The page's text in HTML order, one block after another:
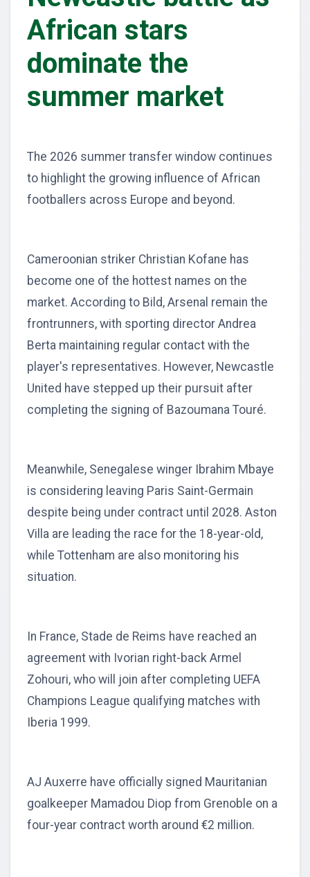
African stars
dominate the
summer market
The 2026 summer transfer window continues
to highlight the growing influence of African
footballers across Europe and beyond.
Cameroonian striker Christian Kofane has
become one of the hottest names on the
market. According to Bild, Arsenal remain the
frontrunners, with sporting director Andrea
Berta maintaining regular contact with the
player's representatives. However, Newcastle
United have stepped up their pursuit after
completing the signing of Bazoumana Touré.
Meanwhile, Senegalese winger Ibrahim Mbaye
is considering leaving Paris Saint-Germain
despite being under contract until 2028. Aston
Villa are leading the race for the 18-year-old,
while Tottenham are also monitoring his
situation.
In France, Stade de Reims have reached an
agreement with Ivorian right-back Armel
Zohouri, who will join after completing UEFA
Champions League qualifying matches with
Iberia 1999.
AJ Auxerre have officially signed Mauritanian
goalkeeper Mamadou Diop from Grenoble on a
four-year contract worth around €2 million.